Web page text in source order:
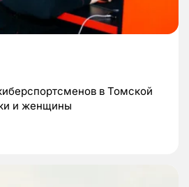
в Томской
и женщины